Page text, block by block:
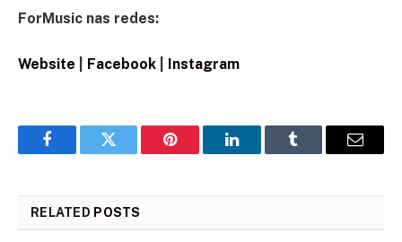
ForMusic nas redes:
Website Facebook Instagram
FacebookTwitter Pinterest LinkedInTumblr Email
RELATED POSTS